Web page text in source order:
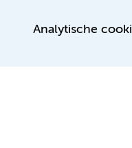
Analytische
Nieuws